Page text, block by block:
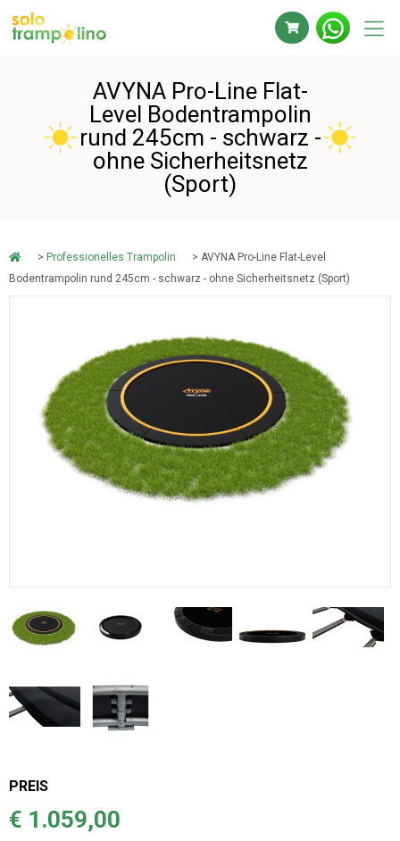
AVYNA Pro-Line Flat-
Level Bodentrampolin
rund 245cm - schwarz -
ohne Sicherheitsnetz
(Sport)
> Professionelles Trampolin
> AVYNA Pro-Line Flat-Level
Bodentrampolin rund 245cm - schwarz - ohne Sicherheitsnetz (Sport)
PREIS
€ 1.059,00